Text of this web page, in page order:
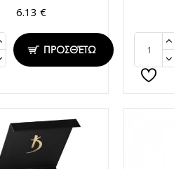
6.13 €
ΠΡΟΣΘΈΤΩ